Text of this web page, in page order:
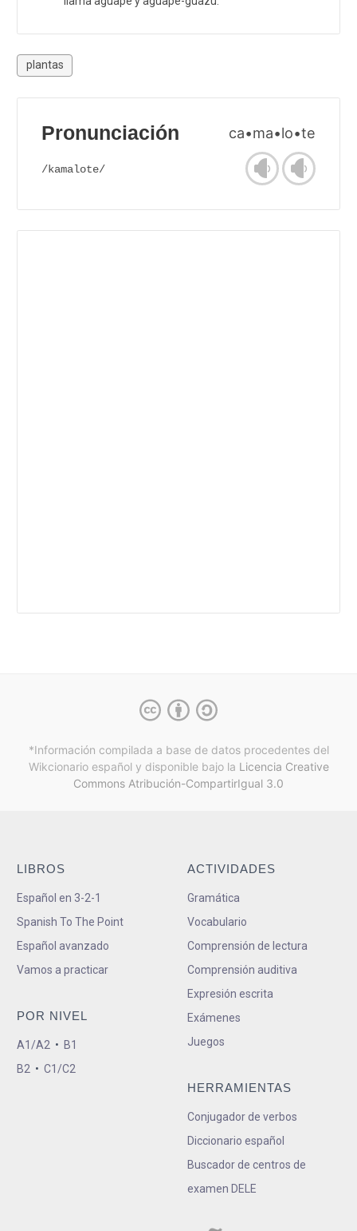
plantas
Pronunciación ca•ma•lo•te
/kamalote/
*Información compilada a base de datos procedentes del
Wikcionario español y disponible bajo la Licencia Creative
Commons Atribución-CompartirIgual 3.0
LIBROS
Español en 3-2-1
Spanish To The Point
Español avanzado
Vamos a practicar
POR NIVEL
A1/A2 • B1
B2 • C1/C2
ACTIVIDADES
Gramática
Vocabulario
Comprensión de lectura
Comprensión auditiva
Expresión escrita
Exámenes
Juegos
HERRAMIENTAS
Conjugador de verbos
Diccionario español
Buscador de centros de
examen DELE